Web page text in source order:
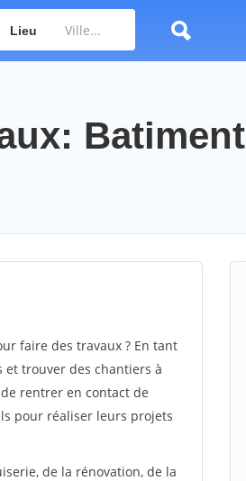
Lieu
Batiment
faire des travaux ? En tant
trouver des chantiers à
rentrer en contact de
pour réaliser leurs projets
de la rénovation, de la